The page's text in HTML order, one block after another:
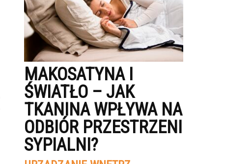
MAKOSATYNA I
ŚWIATŁO – JAK
TKANINA WPŁYWA NA
ODBIÓR PRZESTRZENI
SYPIALNI?